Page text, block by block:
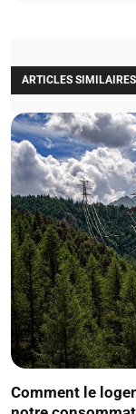
ARTICLES SIMILAIRES
Comment le